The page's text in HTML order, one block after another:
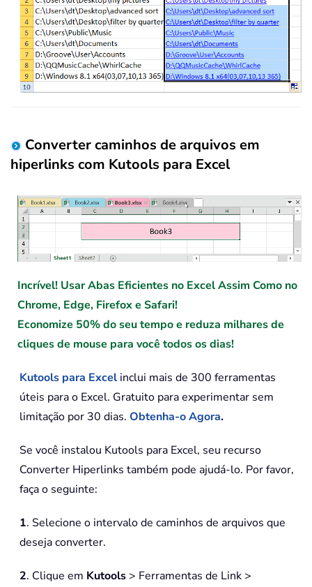
Converter caminhos de arquivos em
hiperlinks com Kutools para Excel
Incrível! Usar Abas Eficientes no Excel Assim Como no
Chrome, Edge, Firefox e Safari!
Economize 50% do seu tempo e reduza milhares de
cliques de mouse para você todos os dias!
Kutools para Excel inclui mais de 300 ferramentas
úteis para o Excel. Gratuito para experimentar sem
limitação por 30 dias. Obtenha-o Agora.
Se você instalou Kutools para Excel, seu recurso
Converter Hiperlinks também pode ajudá-lo. Por favor,
faça o seguinte:
1. Selecione o intervalo de caminhos de arquivos que
deseja converter.
2. Clique em Kutools > Ferramentas de Link >